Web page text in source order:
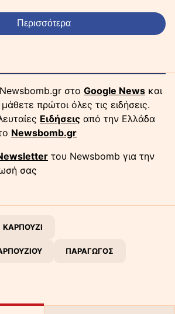
Περισσότερα
στο Google News και
μάθετε πρώτοι όλες τις ειδήσεις.
Ειδήσεις από την Ελλάδα
Newsbomb.gr
του Newsbomb για την
σας
ΚΑΡΠΟΥΖΙ
ΠΑΡΑΓΩΓΟΣ